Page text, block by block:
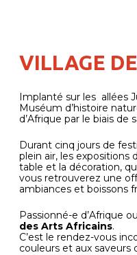
VILLAGE
Implanté sur les allées
Muséum d’histoire
d’Afrique par le biais
Durant cinq jours de
plein air, les expositions
table et la décoration,
vous retrouverez une
ambiances et boissons
Passionné-e d’Afrique
des Arts Africains.
C’est le rendez-vous
couleurs et aux saveurs